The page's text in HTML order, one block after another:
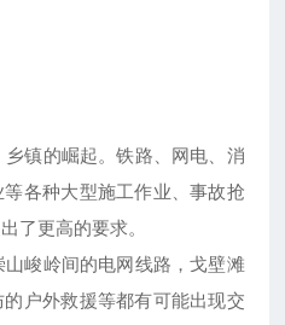
镇的崛起。铁路、网电、消
各种大型施工作业、事故抢
了更高的要求。
峻岭间的电网线路，戈壁滩
的户外救援等都有可能出现交